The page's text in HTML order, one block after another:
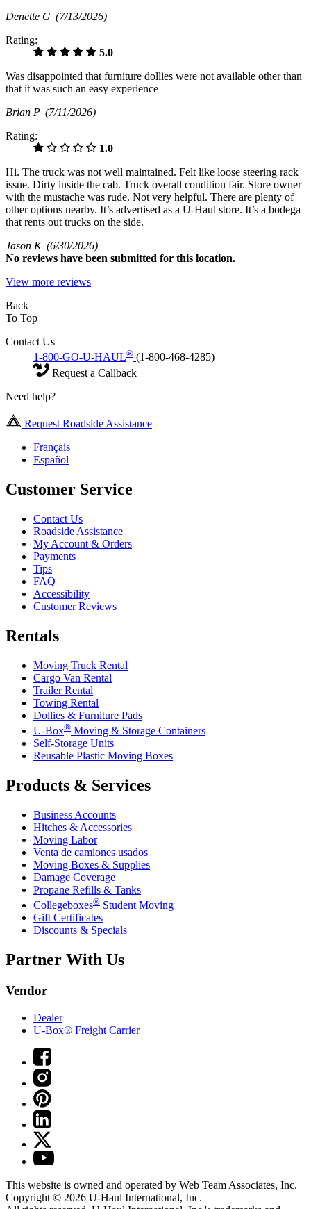
Denette G (7/13/2026)
Rating:
5.0
Was disappointed that furniture dollies were not available other than
that it was such an easy experience
Brian P (7/11/2026)
Rating:
1.0
Hi. The truck was not well maintained. Felt like loose steering rack
issue. Dirty inside the cab. Truck overall condition fair. Store owner
with the mustache was rude. Not very helpful. There are plenty of
other options nearby. It’s advertised as a U-Haul store. It’s a bodega
that rents out trucks on the side.
Jason K (6/30/2026)
No reviews have been submitted for this location.
View more reviews
Back
To Top
Contact Us
1-800-GO-U-HAUL® (1-800-468-4285)
Request a Callback
Need help?
Request Roadside Assistance
Français
Español
Customer Service
Contact Us
Roadside Assistance
My Account & Orders
Payments
Tips
FAQ
Accessibility
Customer Reviews
Rentals
Moving Truck Rental
Cargo Van Rental
Trailer Rental
Towing Rental
Dollies & Furniture Pads
U-Box® Moving & Storage Containers
Self-Storage Units
Reusable Plastic Moving Boxes
Products & Services
Business Accounts
Hitches & Accessories
Moving Labor
Venta de camiones usados
Moving Boxes & Supplies
Damage Coverage
Propane Refills & Tanks
Collegeboxes® Student Moving
Gift Certificates
Discounts & Specials
Partner With Us
Vendor
Dealer
U-Box® Freight Carrier
This website is owned and operated by Web Team Associates, Inc.
Copyright © 2026 U-Haul International, Inc.